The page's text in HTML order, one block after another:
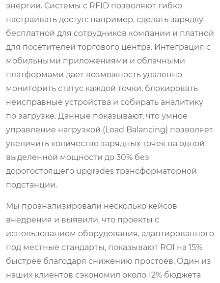
энергии. Системы с RFID позволяют гибко
настраивать доступ: например, сделать зарядку
бесплатной для сотрудников компании и платной
для посетителей торгового центра. Интеграция с
мобильными приложениями и облачными
платформами дает возможность удаленно
мониторить статус каждой точки, блокировать
неисправные устройства и собирать аналитику
по загрузке. Данные показывают, что умное
управление нагрузкой (Load Balancing) позволяет
увеличить количество зарядных точек на одной
выделенной мощности до 30% без
дорогостоящего upgrades трансформаторной
подстанции.
Мы проанализировали несколько кейсов
внедрения и выявили, что проекты с
использованием оборудования, адаптированного
под местные стандарты, показывают ROI на 15%
быстрее благодаря снижению простоев. Один из
наших клиентов сэкономил около 12% бюджета